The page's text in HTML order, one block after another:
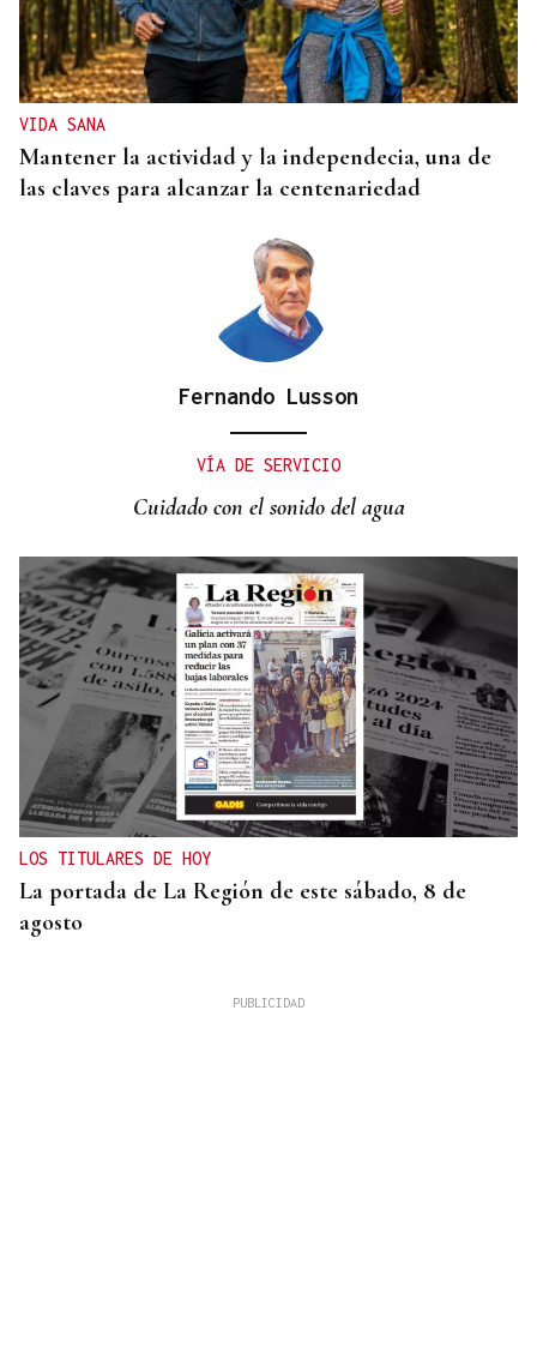
RELACIONES DIPLOMÁTICAS
Chile y Venezuela retoman sus relaciones
consulares tras dos años de ruptura
VIDA SANA
Mantener la actividad y la independecia, una de
las claves para alcanzar la centenariedad
Fernando Lusson
VÍA DE SERVICIO
Cuidado con el sonido del agua
LOS TITULARES DE HOY
La portada de La Región de este sábado, 8 de
agosto